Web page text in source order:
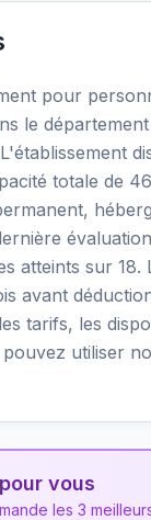
pour
le
totale de
atteints sur
avant
tarifs, les
utiliser
vous
les 3